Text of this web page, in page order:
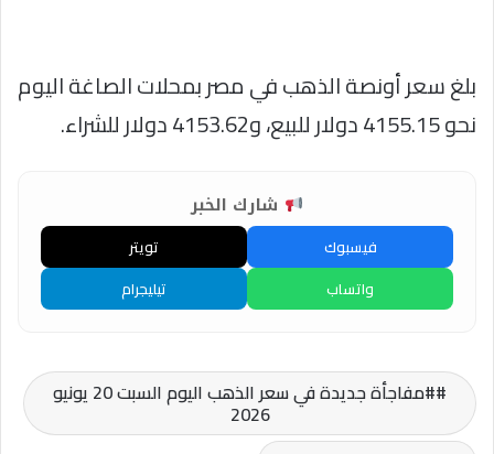
بلغ سعر أونصة الذهب في مصر بمحلات الصاغة اليوم
نحو 4155.15 دولار للبيع، و4153.62 دولار للشراء.
شارك الخبر
فيسبوك
تويتر
واتساب
تيليجرام
#مفاجأة جديدة في سعر الذهب اليوم السبت 20 يونيو
2026